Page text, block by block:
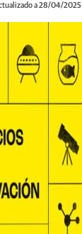
a 28/04/2025